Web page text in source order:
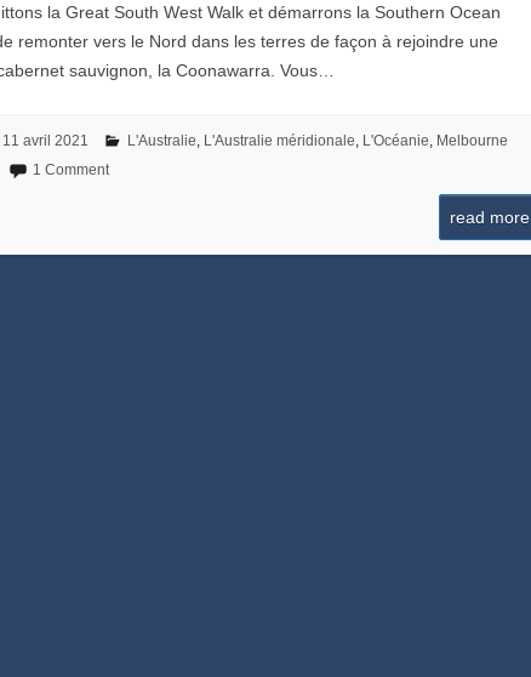
la Great South West Walk et démarrons la Southern Ocean
remonter vers le Nord dans les terres de façon à rejoindre une
sauvignon, la Coonawarra. Vous…
11 avril 2021 L'Australie, L'Australie méridionale, L'Océanie, Melbourne
1 Comment
read more